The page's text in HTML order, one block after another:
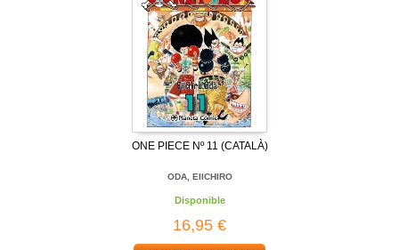
ONE PIECE Nº 11 (CATALÀ)
ODA, EIICHIRO
Disponible
16,95 €